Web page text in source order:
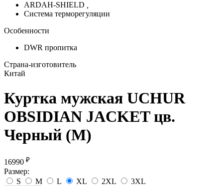
ARDAH-SHIELD
Система терморегуляции
Особенности
DWR пропитка
Страна-изготовитель
Китай
Куртка мужская UCHUR
OBSIDIAN JACKET цв.
Черный (М)
16990 ₽
Размер:
S
M L XL 2XL 3XL